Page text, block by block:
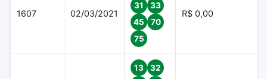
1607 02/03/2021
31
33
45
70
75
R$ 0,00
13
32